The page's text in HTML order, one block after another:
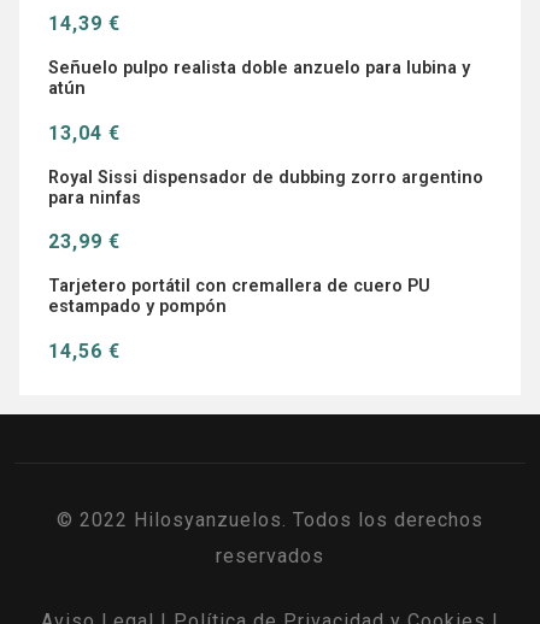
14,39 €
Señuelo pulpo realista doble anzuelo para lubina y
atún
13,04 €
Royal Sissi dispensador de dubbing zorro argentino
para ninfas
23,99 €
Tarjetero portátil con cremallera de cuero PU
estampado y pompón
14,56 €
© 2022 Hilosyanzuelos. Todos los derechos
reservados